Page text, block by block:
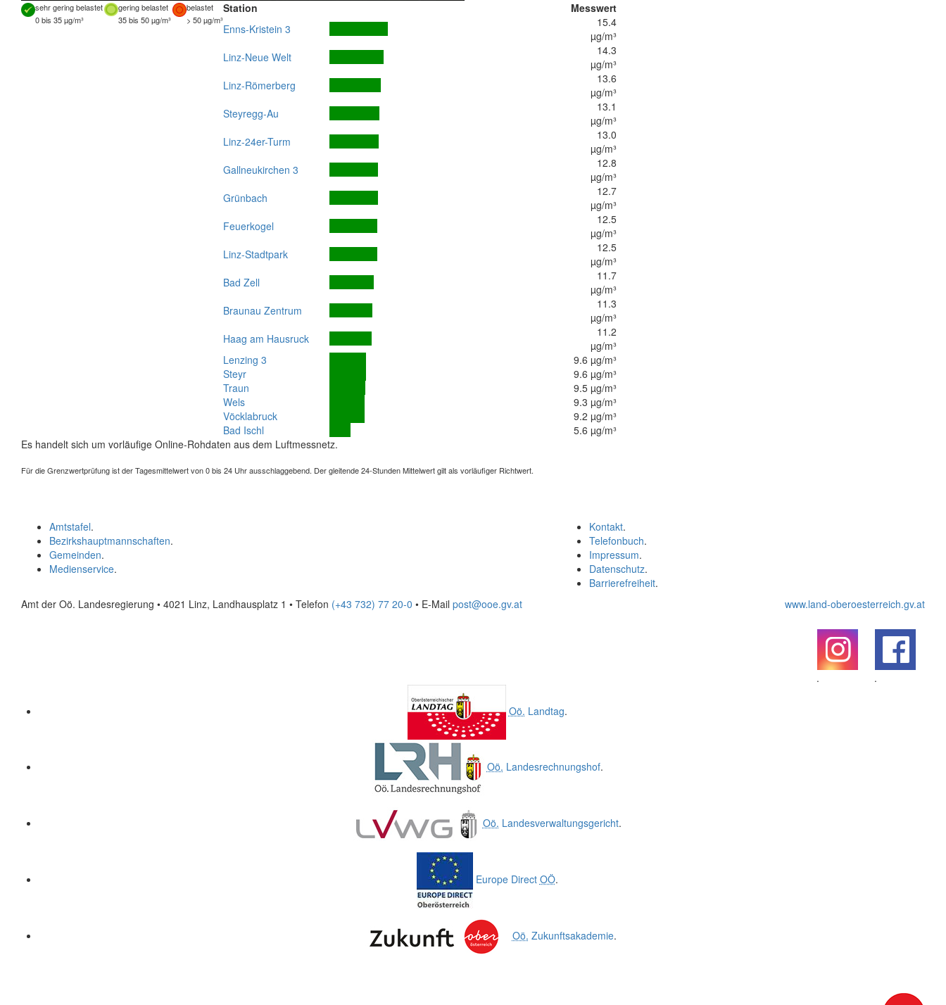
sehr gering belastet gering belastet
belastet
0 bis 35 µg/m³
35 bis 50 µg/m³ > 50 µg/m³
Station
Messwert
Enns-Kristein 3
15.4
µg/m³
Linz-Neue Welt
14.3
µg/m³
Linz-Römerberg
13.6
µg/m³
Steyregg-Au
13.1
µg/m³
Linz-24er-Turm
13.0
µg/m³
Gallneukirchen 3
12.8
µg/m³
Grünbach
12.7
µg/m³
Feuerkogel
12.5
µg/m³
Linz-Stadtpark
12.5
µg/m³
Bad Zell
11.7
µg/m³
Braunau Zentrum
11.3
µg/m³
Haag am Hausruck
11.2
µg/m³
Lenzing 3
9.6 µg/m³
Steyr
9.6 µg/m³
Traun
9.5 µg/m³
Wels
9.3 µg/m³
Vöcklabruck
9.2 µg/m³
Bad Ischl
5.6 µg/m³
Es handelt sich um vorläufige Online-Rohdaten aus dem Luftmessnetz.
Für die Grenzwertprüfung ist der Tagesmittelwert von 0 bis 24 Uhr ausschlaggebend. Der gleitende 24-Stunden Mittelwert gilt als vorläufiger Richtwert.
Kontakt.
Telefonbuch.
Impressum.
Datenschutz.
Barrierefreiheit.
Amtstafel.
Bezirkshauptmannschaften.
Gemeinden.
Medienservice.
Amt der Oö. Landesregierung • 4021 Linz, Landhausplatz 1 • Telefon (+43 732) 77 20-0 • E-Mail post@ooe.gv.at www.land-oberoesterreich.gv.at
.
.
Oö. Landtag.
Oö. Landesrechnungshof.
Oö. Landesverwaltungsgericht.
Europe Direct OÖ.
Oö. Zukunftsakademie.